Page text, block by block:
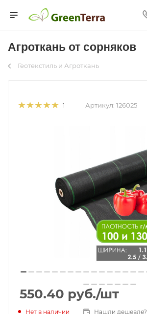
Агроткань от сорняков
Геотекстиль и Агроткань
1 Артикул: 126025
550.40 руб./шт
Нет в наличии Нашли дешевле?